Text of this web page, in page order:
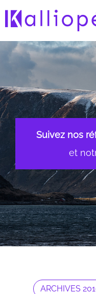
Suivez nos
et
ARCHIVES